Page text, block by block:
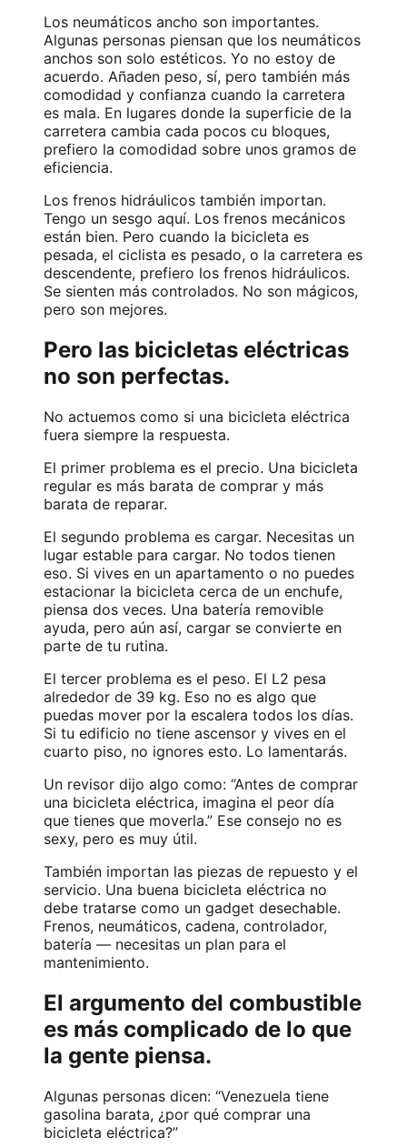
Los neumáticos ancho son importantes.
Algunas personas piensan que los neumáticos
anchos son solo estéticos. Yo no estoy de
acuerdo. Añaden peso, sí, pero también más
comodidad y confianza cuando la carretera
es mala. En lugares donde la superficie de la
carretera cambia cada pocos cu bloques,
prefiero la comodidad sobre unos gramos de
eficiencia.
Los frenos hidráulicos también importan.
Tengo un sesgo aquí. Los frenos mecánicos
están bien. Pero cuando la bicicleta es
pesada, el ciclista es pesado, o la carretera es
descendente, prefiero los frenos hidráulicos.
Se sienten más controlados. No son mágicos,
pero son mejores.
Pero las bicicletas eléctricas
no son perfectas.
No actuemos como si una bicicleta eléctrica
fuera siempre la respuesta.
El primer problema es el precio. Una bicicleta
regular es más barata de comprar y más
barata de reparar.
El segundo problema es cargar. Necesitas un
lugar estable para cargar. No todos tienen
eso. Si vives en un apartamento o no puedes
estacionar la bicicleta cerca de un enchufe,
piensa dos veces. Una batería removible
ayuda, pero aún así, cargar se convierte en
parte de tu rutina.
El tercer problema es el peso. El L2 pesa
alrededor de 39 kg. Eso no es algo que
puedas mover por la escalera todos los días.
Si tu edificio no tiene ascensor y vives en el
cuarto piso, no ignores esto. Lo lamentarás.
Un revisor dijo algo como: “Antes de comprar
una bicicleta eléctrica, imagina el peor día
que tienes que moverla.” Ese consejo no es
sexy, pero es muy útil.
También importan las piezas de repuesto y el
servicio. Una buena bicicleta eléctrica no
debe tratarse como un gadget desechable.
Frenos, neumáticos, cadena, controlador,
batería — necesitas un plan para el
mantenimiento.
El argumento del combustible
es más complicado de lo que
la gente piensa.
Algunas personas dicen: “Venezuela tiene
gasolina barata, ¿por qué comprar una
bicicleta eléctrica?”